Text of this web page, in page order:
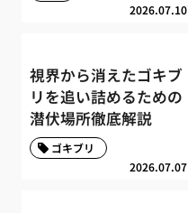
2026.07.10
視界から消えたゴキブ
リを追い詰めるための
潜伏場所徹底解説
2026.07.07
ゴキブリ